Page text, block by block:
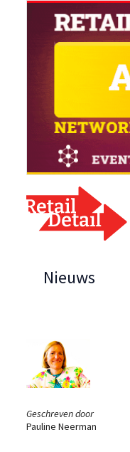
Nieuws
Geschreven door
Pauline Neerman